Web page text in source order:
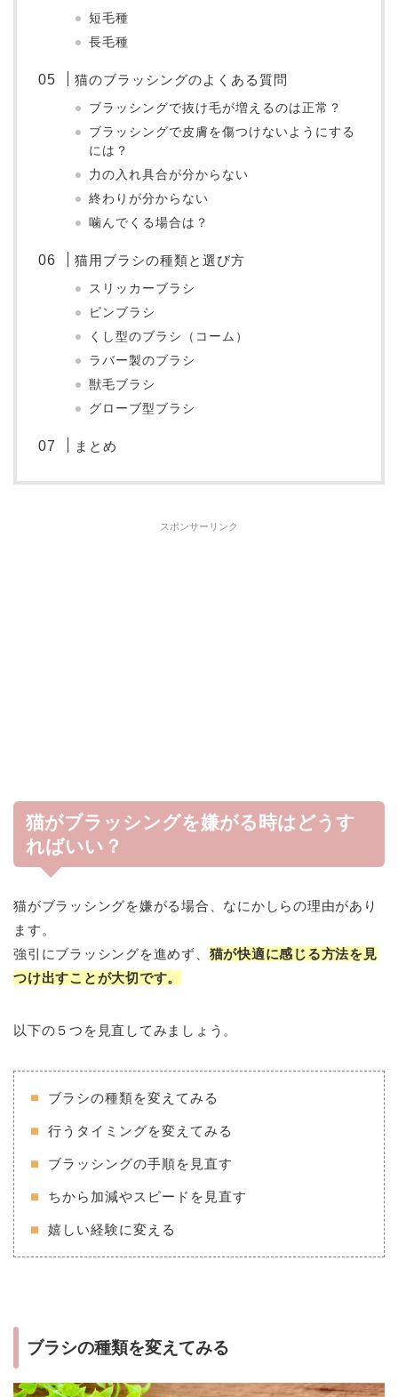
短毛種
長毛種
猫のブラッシングのよくある質問
ブラッシングで抜け毛が増えるのは正常？
ブラッシングで皮膚を傷つけないようにする
には？
力の入れ具合が分からない
終わりが分からない
噛んでくる場合は？
猫用ブラシの種類と選び方
スリッカーブラシ
ピンブラシ
くし型のブラシ（コーム）
ラバー製のブラシ
獣毛ブラシ
グローブ型ブラシ
まとめ
スポンサーリンク
猫がブラッシングを嫌がる時はどうす
ればいい？
猫がブラッシングを嫌がる場合、なにかしらの理由があり
ます。
強引にブラッシングを進めず、 猫が快適に感じる方法を見
つけ出すことが大切です。
以下の５つを見直してみましょう。
ブラシの種類を変えてみる
行うタイミングを変えてみる
ブラッシングの手順を見直す
ちから加減やスピードを見直す
嬉しい経験に変える
ブラシの種類を変えてみる